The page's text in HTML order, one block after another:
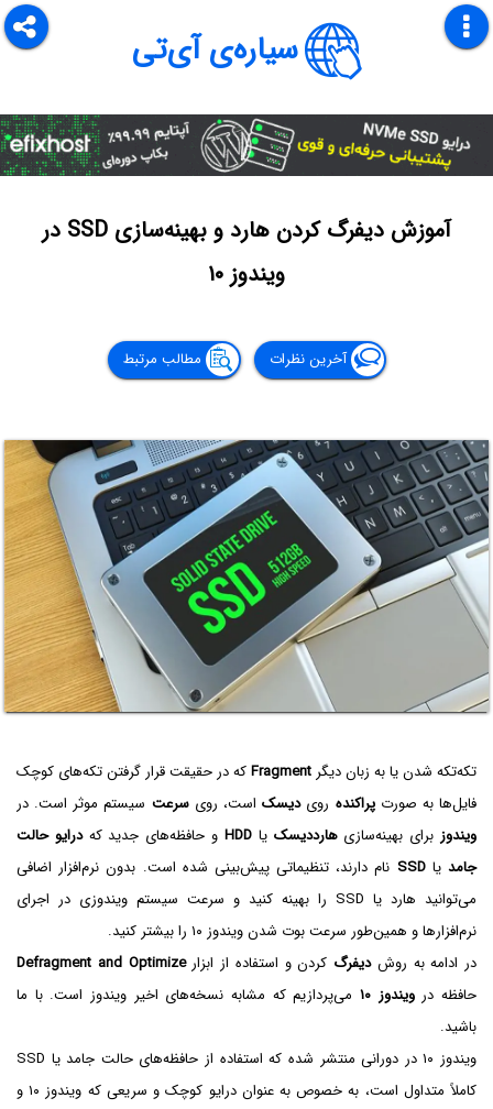
سیاره‌ی آی‌تی
آموزش دیفرگ کردن هارد و بهینه‌سازی SSD در
ویندوز ۱۰
آخرین نظرات مطالب مرتبط
تکه‌تکه شدن یا به زبان دیگر Fragmentکه در حقیقت قرار گرفتن تکه‌های کوچک
فایل‌ها به صورتپراکنده رویدیسکاست، رویسرعت سیستم موثر است. در
ویندوز برای بهینه‌سازیهارددیسک یاHDD و حافظه‌های جدید کهدرایو حالت
جامدیاSSD نام دارند، تنظیماتی پیش‌بینی شده است. بدون نرم‌افزار اضافی
می‌توانید هارد یا SSD را بهینه کنید و سرعت سیستم ویندوزی در اجرای
نرم‌افزارها و همین‌طور سرعت بوت شدن ویندوز ۱۰ را بیشتر کنید.
در ادامه به روشدیفرگ کردن و استفاده از ابزارDefragment and Optimize
حافظه درویندوز ۱۰
می‌پردازیم که مشابه نسخه‌های اخیر ویندوز است. با ما
باشید.
ویندوز ۱۰ در دورانی منتشر شده که استفاده از حافظه‌های حالت جامد یا SSD
کاملاً متداول است، به خصوص به عنوان درایو کوچک و سریعی که ویندوز ۱۰ و